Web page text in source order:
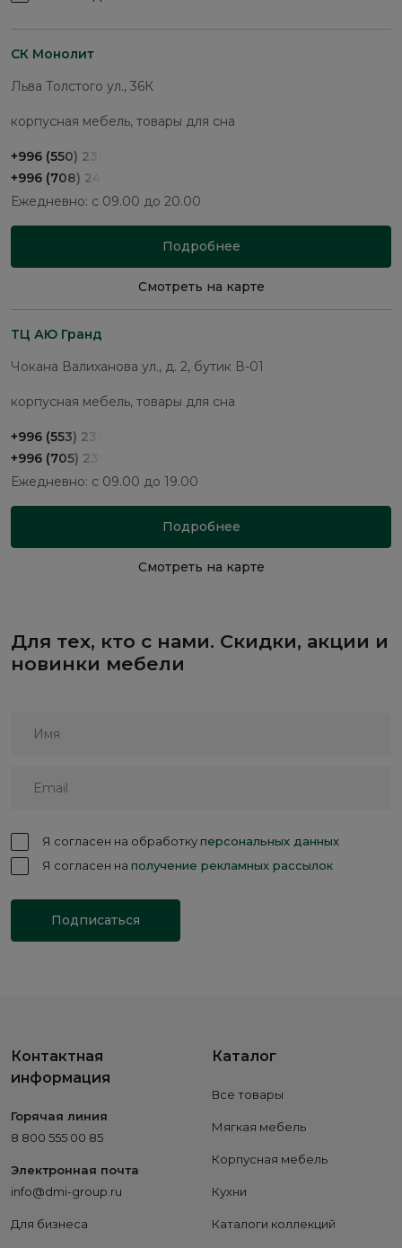
СК Монолит
Льва Толстого ул., 36К
корпусная мебель, товары для сна
+996 (550) 239-900
+996 (708) 249-900
Ежедневно: с 09.00 до 20.00
Подробнее
Смотреть на карте
ТЦ АЮ Гранд
Чокана Валиханова ул., д. 2, бутик В-01
корпусная мебель, товары для сна
+996 (553) 239-900
+996 (705) 239-900
Ежедневно: с 09.00 до 19.00
Подробнее
Смотреть на карте
Для тех, кто с нами. Скидки, акции и
новинки мебели
Я согласен на обработкуперсональных данных
Я согласен на получение рекламных рассылок
Подписаться
Контактная
информация
Горячая линия
8 800 555 00 85
Электронная почта
info@dmi-group.ru
Для бизнеса
Каталог
Все товары
Мягкая мебель
Корпусная мебель
Кухни
Каталоги коллекций